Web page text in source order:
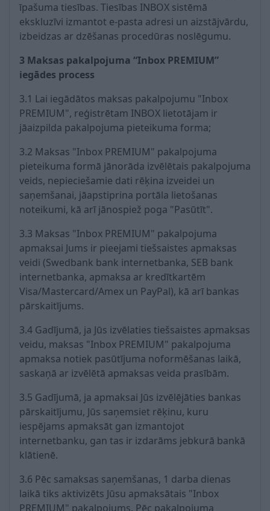
īpašuma tiesības. Tiesības INBOX sistēmā
ekskluzīvi izmantot e-pasta adresi un aizstājvārdu,
izbeidzas ar dzēšanas procedūras noslēgumu.
3 Maksas pakalpojuma “Inbox PREMIUM”
iegādes process
3.1 Lai iegādātos maksas pakalpojumu "Inbox
PREMIUM", reģistrētam INBOX lietotājam ir
jāaizpilda pakalpojuma pieteikuma forma;
3.2 Maksas "Inbox PREMIUM" pakalpojuma
pieteikuma formā jānorāda izvēlētais pakalpojuma
veids, nepieciešamie dati rēķina izveidei un
saņemšanai, jāapstiprina portāla lietošanas
noteikumi, kā arī jānospiež poga "Pasūtīt".
3.3 Maksas "Inbox PREMIUM" pakalpojuma
apmaksai Jums ir pieejami tiešsaistes apmaksas
veidi (Swedbank bank internetbanka, SEB bank
internetbanka, apmaksa ar kredītkartēm
Visa/Mastercard/Amex un PayPal), kā arī bankas
pārskaitījums.
3.4 Gadījumā, ja Jūs izvēlaties tiešsaistes apmaksas
veidu, maksas "Inbox PREMIUM" pakalpojuma
apmaksa notiek pasūtījuma noformēšanas laikā,
saskaņā ar izvēlētā apmaksas veida prasībām.
3.5 Gadījumā, ja apmaksai Jūs izvēlējāties bankas
pārskaitījumu, Jūs saņemsiet rēķinu, kuru
iespējams apmaksāt gan izmantojot
internetbanku, gan tas ir izdarāms jebkurā bankā
klātienē.
3.6 Pēc samaksas saņemšanas, 1 darba dienas
laikā tiks aktivizēts Jūsu apmaksātais "Inbox
PREMIUM" pakalpojums. Pēc pakalpojuma